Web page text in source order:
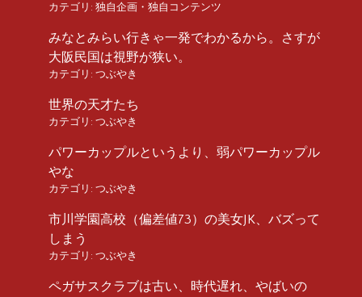
カテゴリ: 独自企画・独自コンテンツ
みなとみらい行きゃ一発でわかるから。さすが
大阪民国は視野が狭い。
カテゴリ: つぶやき
世界の天才たち
カテゴリ: つぶやき
パワーカップルというより、弱パワーカップル
やな
カテゴリ: つぶやき
市川学園高校（偏差値73）の美女JK、バズって
しまう
カテゴリ: つぶやき
ペガサスクラブは古い、時代遅れ、やばいの